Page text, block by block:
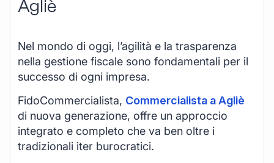
Agliè
Nel mondo di oggi, l’agilità e la trasparenza
nella gestione fiscale sono fondamentali per il
successo di ogni impresa.
FidoCommercialista, Commercialista a Agliè
di nuova generazione, offre un approccio
integrato e completo che va ben oltre i
tradizionali iter burocratici.